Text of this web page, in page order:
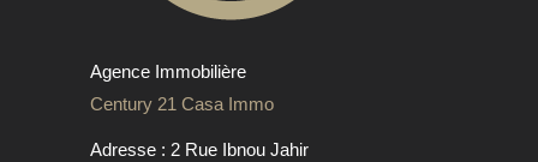
Agence Immobilière
Century 21 Casa Immo
Adresse : 2 Rue Ibnou Jahir